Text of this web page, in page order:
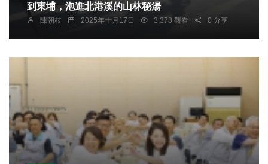
到東埔，泡進北港溪的山林秘湯
陳朝枝 2025年十月17日 3,378 觀看 0 分享